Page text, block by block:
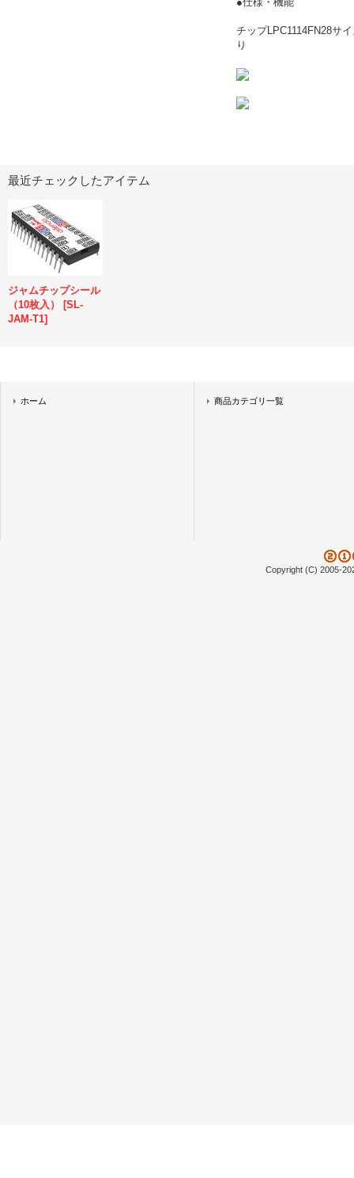
チップLPC1114FN28サ
り
最近チェックしたアイテム
ジャムチップシール
（10枚入）
[SL-
JAM-T1]
ホーム 商品カテゴリ一覧
Copyright (C) 2005-